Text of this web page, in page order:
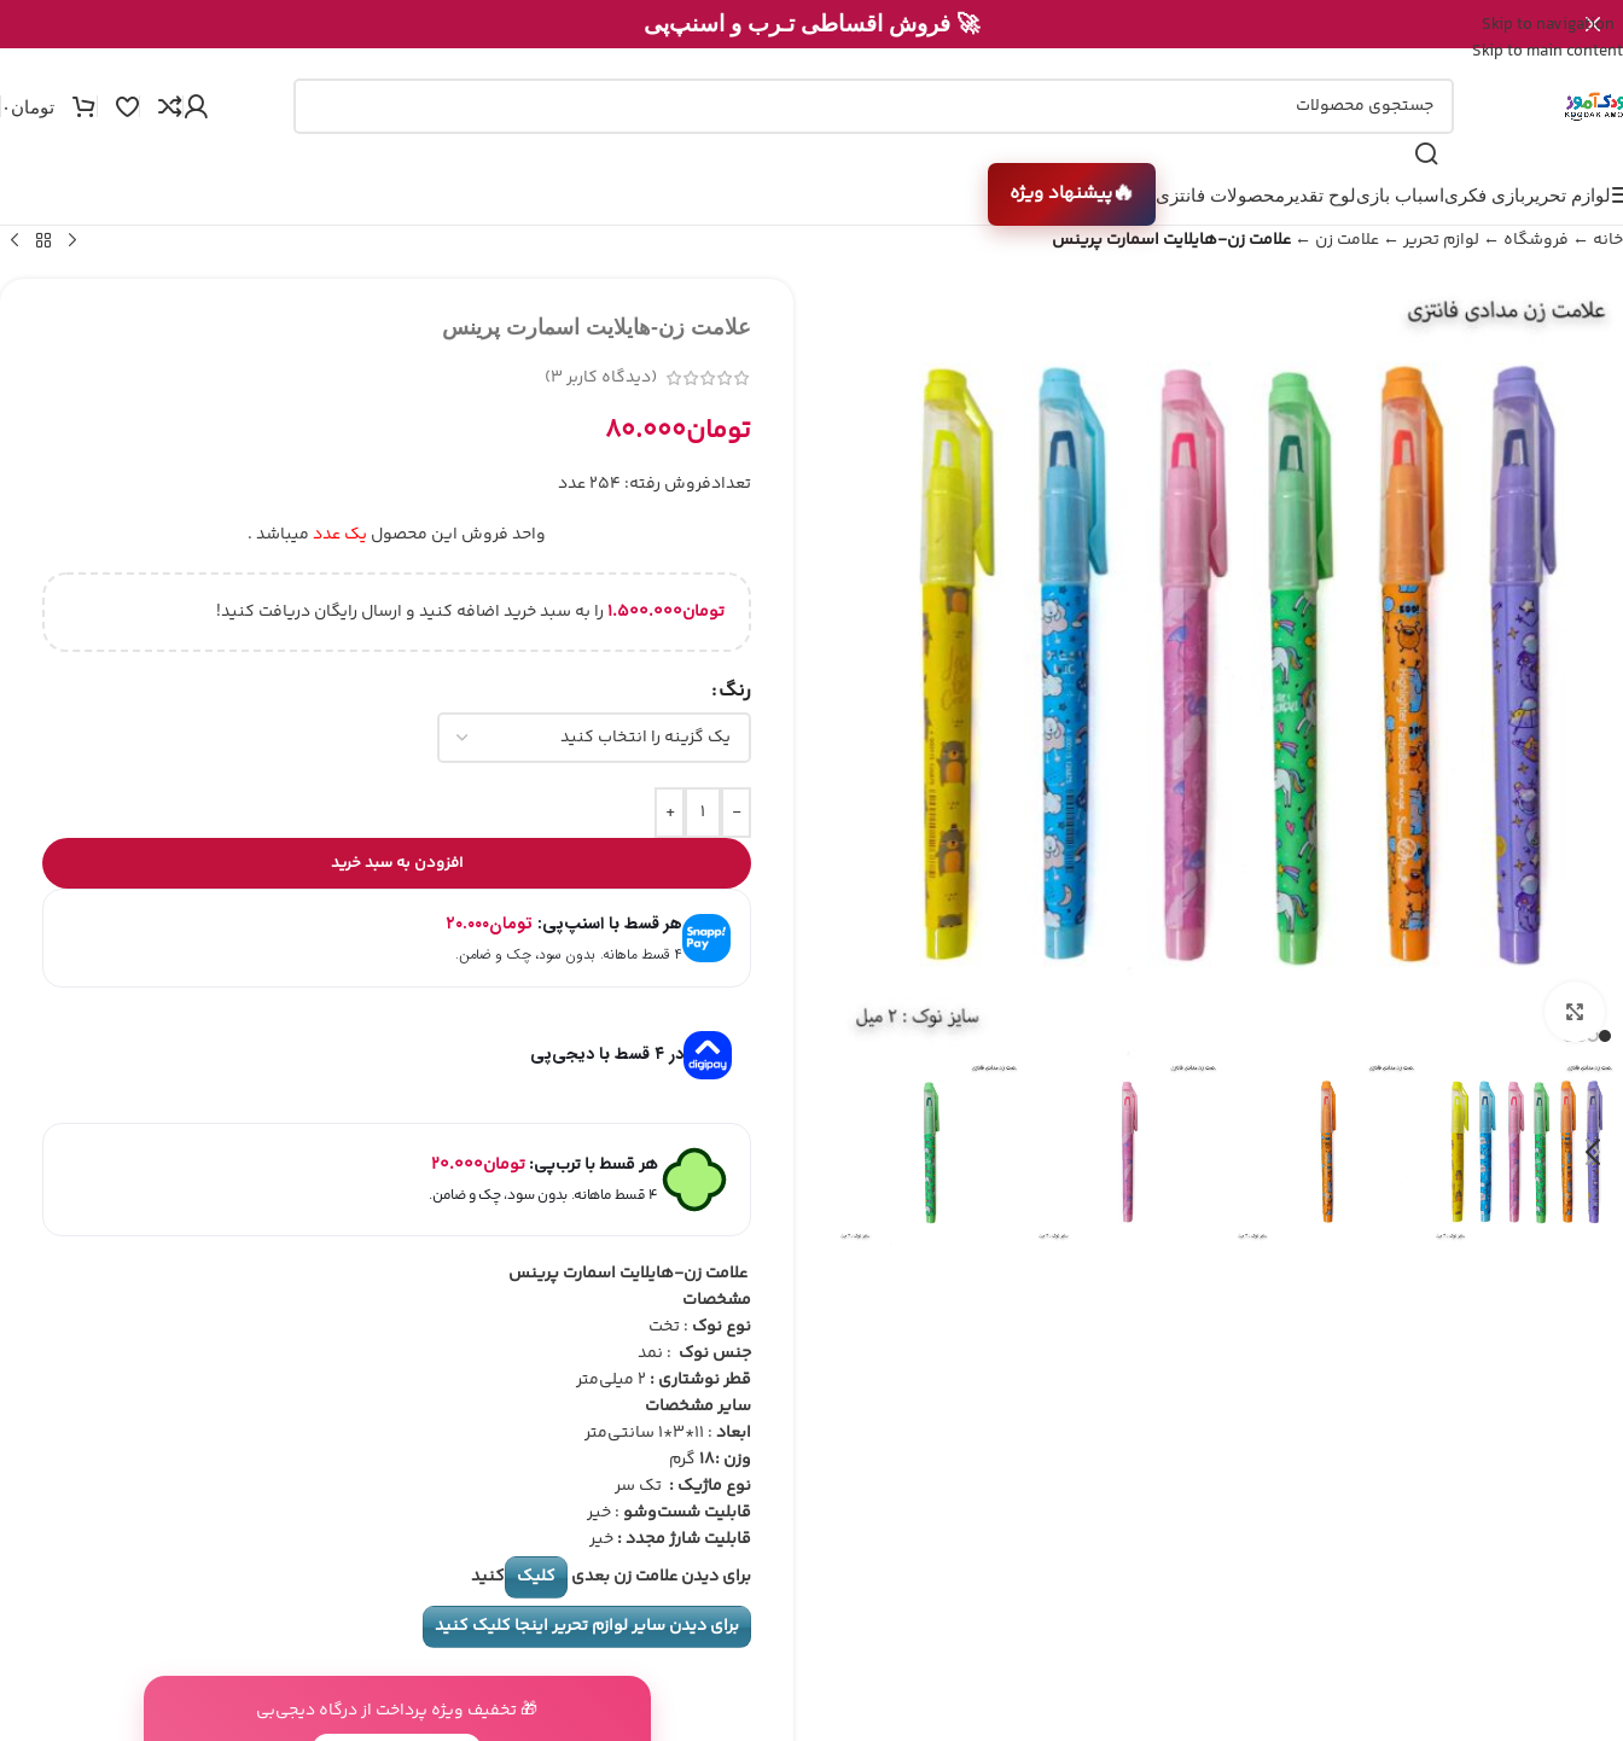
Skip to navigation
Skip to main content
💳 بدون ضامن، بدون چـک!
تومان ۰
لوازم تحریر بازی فکریاسباب بازیلوح تقدیر محصولات فانتزی 🔥پیشنهاد ویژه
خانه ← فروشگاه ← لوازم تحریر ← علامت زن ← علامت زن-هایلایت اسمارت پرینس
علامت زن-هایلایت اسمارت پرینس
(دیدگاه کاربر3
)
تومان۸۰.۰۰۰
تعدادفروش رفته: 254 عدد
واحد فروش این محصول یک عددمیباشد .
تومان۱.۵۰۰.۰۰۰ را به سبد خرید اضافه کنید و ارسال رایگان دریافت کنید!
رنگ
-
+
افزودن به سبد خرید
هر قسط با اسنپ‌پی: تومان۲۰.۰۰۰
۴ قسط ماهانه. بدون سود، چک و ضامن.
در ۴ قسط با دیجی‌پی
هر قسط با ترب‌پی:تومان۲۰.۰۰۰
۴ قسط ماهانه. بدون سود، چک و ضامن.
علامت زن-هایلایت اسمارت پرینس
مشخصات
نوع نوک : تخت
جنس نوک : نمد
قطر نوشتاری :
سایر مشخصات
ابعاد: 11*3*1 سانتی‌متر
وزن :18
گرم
نوع ماژیک : تک سر
قابلیت شست‌وشو : خیر
قابلیت شارژ مجدد :خیر
برای دیدن علامت زن بعدی
کلیک کنید
برای دیدن سایر لوازم تحریر اینجا کلیک کنید
🎁 تخفیف ویژه پرداخت از درگاه دیجی‌بی